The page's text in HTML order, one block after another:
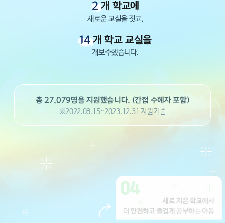
2개 학교에
새로운 교실을 짓고,
14개 학교 교실을
개보수했습니다.
총 27,079명을 지원했습니다. (간접 수혜자 포함)
※2022.08.15~2023.12.31 지원 기준